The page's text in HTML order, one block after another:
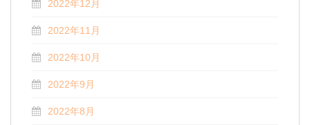
2022年12月
2022年11月
2022年10月
2022年9月
2022年8月